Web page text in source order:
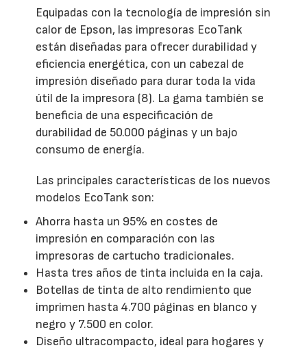
Equipadas con la tecnología de impresión sin
calor de Epson, las impresoras EcoTank
están diseñadas para ofrecer durabilidad y
eficiencia energética, con un cabezal de
impresión diseñado para durar toda la vida
útil de la impresora (8). La gama también se
beneficia de una especificación de
durabilidad de 50.000 páginas y un bajo
consumo de energía.
Las principales características de los nuevos
modelos EcoTank son:
Ahorra hasta un 95% en costes de
impresión en comparación con las
impresoras de cartucho tradicionales.
Hasta tres años de tinta incluida en la caja.
Botellas de tinta de alto rendimiento que
imprimen hasta 4.700 páginas en blanco y
negro y 7.500 en color.
Diseño ultracompacto, ideal para hogares y